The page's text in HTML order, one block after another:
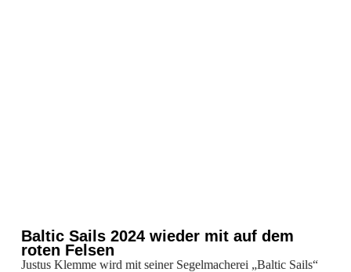
Baltic Sails 2024 wieder mit auf dem
roten Felsen
Justus Klemme wird mit seiner Segelmacherei „Baltic Sails“